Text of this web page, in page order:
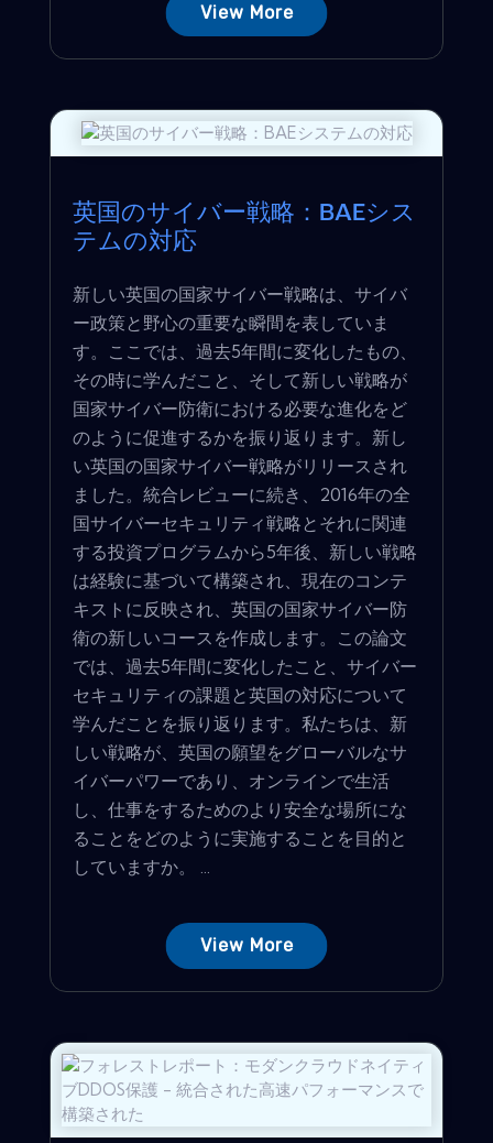
View More
英国のサイバー戦略：BAEシス
テムの対応
新しい英国の国家サイバー戦略は、サイバ
ー政策と野心の重要な瞬間を表していま
す。ここでは、過去5年間に変化したもの、
その時に学んだこと、そして新しい戦略が
国家サイバー防衛における必要な進化をど
のように促進するかを振り返ります。新し
い英国の国家サイバー戦略がリリースされ
ました。統合レビューに続き、2016年の全
国サイバーセキュリティ戦略とそれに関連
する投資プログラムから5年後、新しい戦略
は経験に基づいて構築され、現在のコンテ
キストに反映され、英国の国家サイバー防
衛の新しいコースを作成します。この論文
では、過去5年間に変化したこと、サイバー
セキュリティの課題と英国の対応について
学んだことを振り返ります。私たちは、新
しい戦略が、英国の願望をグローバルなサ
イバーパワーであり、オンラインで生活
し、仕事をするためのより安全な場所にな
ることをどのように実施することを目的と
していますか。 ...
View More